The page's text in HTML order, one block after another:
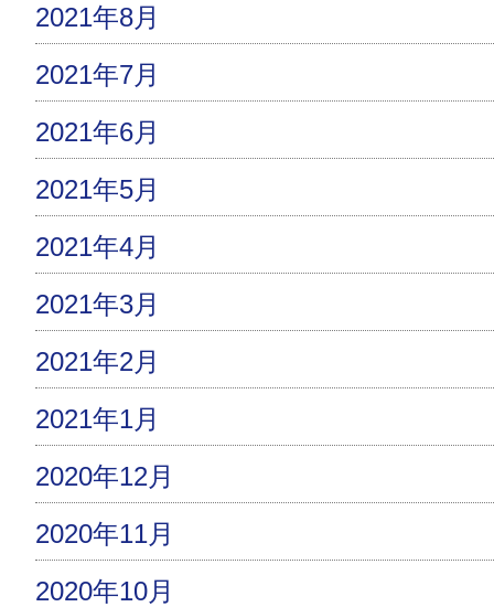
2021年8月
2021年7月
2021年6月
2021年5月
2021年4月
2021年3月
2021年2月
2021年1月
2020年12月
2020年11月
2020年10月